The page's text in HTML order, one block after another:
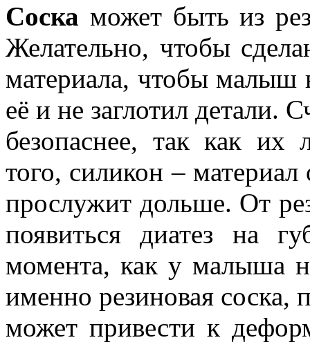
Соска может быть из
Желательно, чтобы
материала, чтобы малыш
её и не заглотил детали.
безопаснее, так как их
того, силикон –
прослужит дольше. От
появиться диатез на
момента, как у малыша
именно резиновая соска,
может привести к